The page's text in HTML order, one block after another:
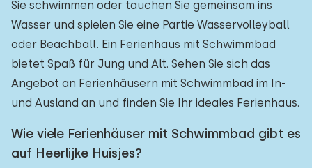
Sie schwimmen oder tauchen Sie gemeinsam ins
Wasser und spielen Sie eine Partie Wasservolleyball
oder Beachball. Ein Ferienhaus mit Schwimmbad
bietet Spaß für Jung und Alt. Sehen Sie sich das
Angebot an Ferienhäusern mit Schwimmbad im In-
und Ausland an und finden Sie Ihr ideales Ferienhaus.
Wie viele Ferienhäuser mit Schwimmbad gibt es
auf Heerlijke Huisjes?